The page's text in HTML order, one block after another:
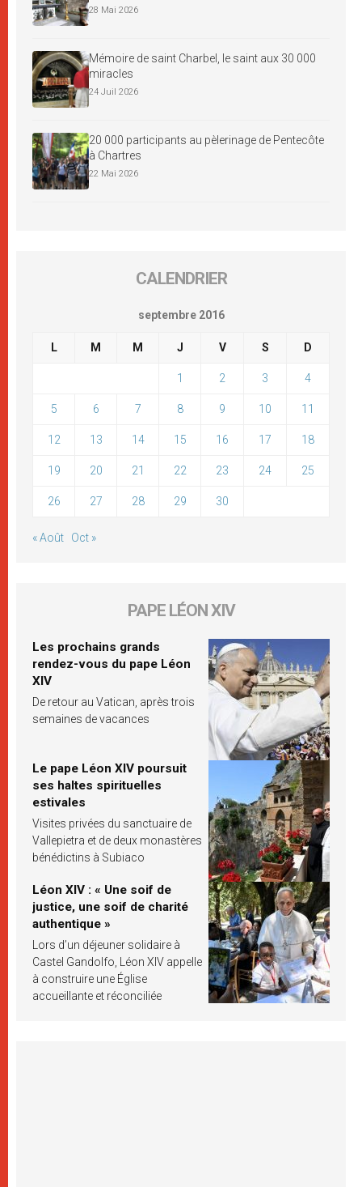
28 Mai 2026
Mémoire de saint Charbel, le saint aux 30 000
miracles
24 Juil 2026
20 000 participants au pèlerinage de Pentecôte
à Chartres
22 Mai 2026
CALENDRIER
septembre 2016
L M M J V S D
1 2 3 4
5 6 7 8 9 10 11
12 13 14 15 16 17 18
19 20 21 22 23 24 25
26 27 28 29 30
« Août Oct »
PAPE LÉON XIV
Les prochains grands
rendez-vous du pape Léon
XIV
De retour au Vatican, après trois
semaines de vacances
Le pape Léon XIV poursuit
ses haltes spirituelles
estivales
Visites privées du sanctuaire de
Vallepietra et de deux monastères
bénédictins à Subiaco
Léon XIV : « Une soif de
justice, une soif de charité
authentique »
Lors d’un déjeuner solidaire à
Castel Gandolfo, Léon XIV appelle
à construire une Église
accueillante et réconciliée